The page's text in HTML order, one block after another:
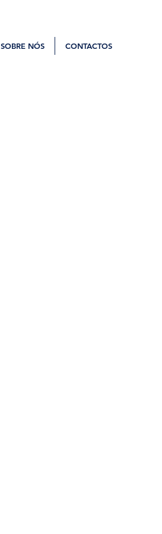
SOBRE NÓS CONTACTOS